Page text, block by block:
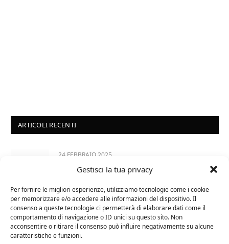
Gestisci la tua privacy
Per fornire le migliori esperienze, utilizziamo tecnologie come i cookie
per memorizzare e/o accedere alle informazioni del dispositivo. Il
consenso a queste tecnologie ci permetterà di elaborare dati come il
comportamento di navigazione o ID unici su questo sito. Non
acconsentire o ritirare il consenso può influire negativamente su alcune
caratteristiche e funzioni.
ARTICOLI RECENTI
24 FEBBRAIO 2025
Distillati di frutta africani
27 AGOSTO 2024
La Champagnerie: vini, bollicine, champagne,
distillati e food online